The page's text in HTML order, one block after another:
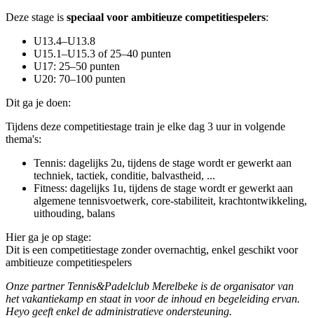
Deze stage is speciaal voor ambitieuze competitiespelers:
U13.4–U13.8
U15.1–U15.3 of 25–40 punten
U17: 25–50 punten
U20: 70–100 punten
Dit ga je doen:
Tijdens deze competitiestage train je elke dag 3 uur in volgende
thema's:
Tennis: dagelijks 2u, tijdens de stage wordt er gewerkt aan
techniek, tactiek, conditie, balvastheid, ...
Fitness: dagelijks 1u, tijdens de stage wordt er gewerkt aan
algemene tennisvoetwerk, core-stabiliteit, krachtontwikkeling,
uithouding, balans
Hier ga je op stage:
Dit is een competitiestage zonder overnachtig, enkel geschikt voor
ambitieuze competitiespelers
Onze partner Tennis&Padelclub Merelbeke is de organisator van
het vakantiekamp en staat in voor de inhoud en begeleiding ervan.
Heyo geeft enkel de administratieve ondersteuning.